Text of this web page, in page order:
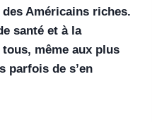
Américains riches.
santé et à la
même aux plus
parfois de s’en